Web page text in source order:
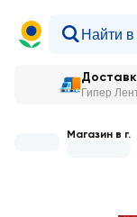
Гипер
Магазин в г.